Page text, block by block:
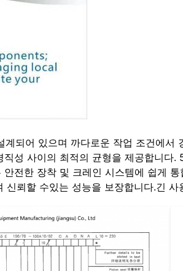
되어 있으며 까다로운 작업 조건에서
성 사이의 최적의 균형을 제공합니
전한 장착 및 크레인 시스템에 쉽게
뢰할 수있는 성능을 보장합니다.긴